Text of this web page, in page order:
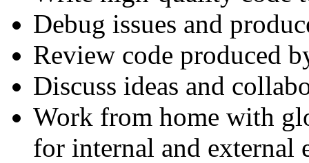
Debug issues and
Review code produced
Discuss ideas and
Work from home with
for internal and external